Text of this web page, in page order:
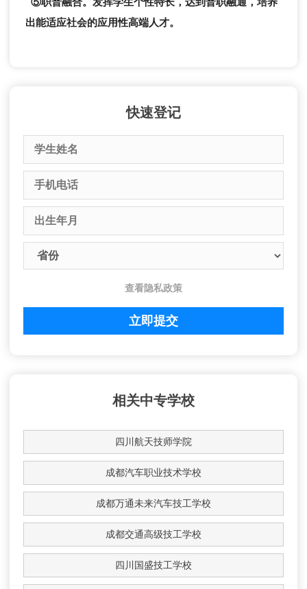
出能适应社会的应用性高端人才。
快速登记
查看隐私政策
相关中专学校
四川航天技师学院
成都汽车职业技术学校
成都万通未来汽车技工学校
成都交通高级技工学校
四川国盛技工学校